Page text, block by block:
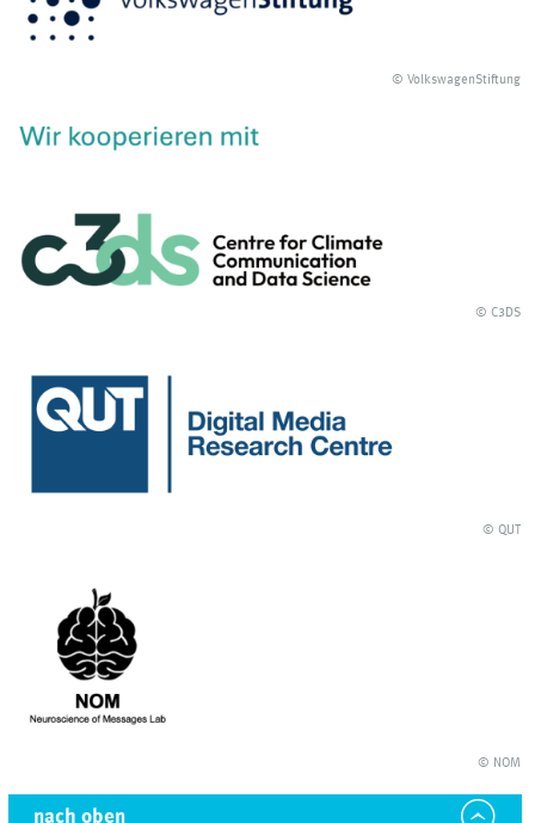
© VolkswagenStiftung
© C3DS
© QUT
© NOM
nach oben